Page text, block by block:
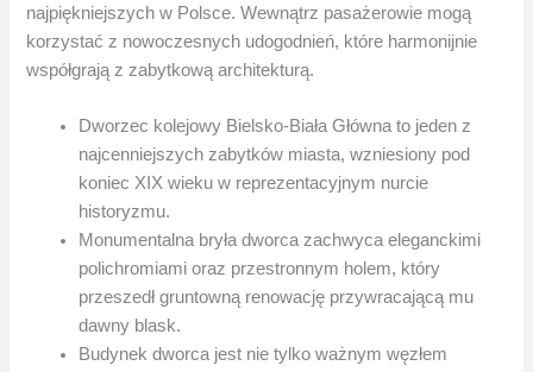
najpiękniejszych w Polsce. Wewnątrz pasażerowie mogą
korzystać z nowoczesnych udogodnień, które harmonijnie
współgrają z zabytkową architekturą.
Dworzec kolejowy Bielsko-Biała Główna to jeden z
najcenniejszych zabytków miasta, wzniesiony pod
koniec XIX wieku w reprezentacyjnym nurcie
historyzmu.
Monumentalna bryła dworca zachwyca eleganckimi
polichromiami oraz przestronnym holem, który
przeszedł gruntowną renowację przywracającą mu
dawny blask.
Budynek dworca jest nie tylko ważnym węzłem